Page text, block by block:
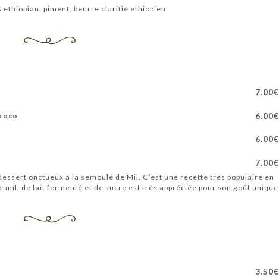
ethiopian, piment, beurre clarifié éthiopien
7.00€
6.00€
6.00€
7.00€
onctueux à la semoule de Mil. C’est une recette très populaire en
mil, de lait fermenté et de sucre est très appréciée pour son goût unique
3.50€